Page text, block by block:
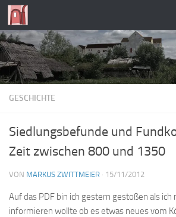
Zum Inhalt springen
GESCHICHTE
Siedlungsbefunde und
Zeit zwischen 800 und 1350
VON MARKUS ZWITTMEIER · 15/11/2012
Auf das PDF bin ich gestern gestoßen als ich
informieren wollte ob es etwas neues vom